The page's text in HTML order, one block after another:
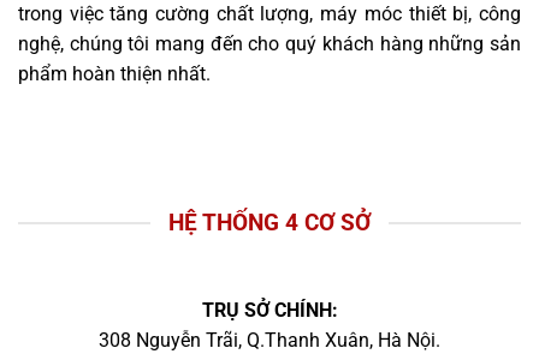
trong việc tăng cường chất lượng, máy móc thiết bị, công
nghệ, chúng tôi mang đến cho quý khách hàng những sản
phẩm hoàn thiện nhất.
HỆ THỐNG 4 CƠ SỞ
TRỤ SỞ CHÍNH:
308 Nguyễn Trãi, Q.Thanh Xuân, Hà Nội.